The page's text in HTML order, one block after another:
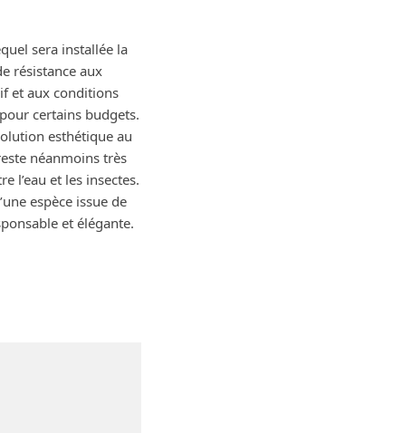
sera installée la
résistance aux
et aux conditions
certains budgets.
esthétique au
néanmoins très
l’eau et les insectes.
espèce issue de
et élégante.